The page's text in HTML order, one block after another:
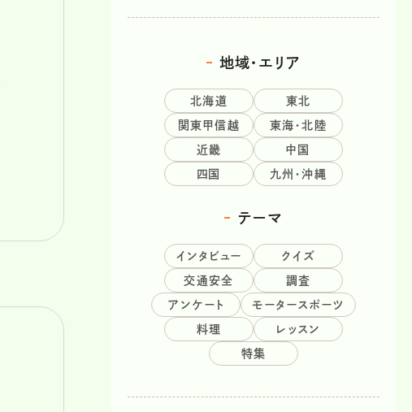
地域・エリア
北海道 東北
関東甲信越 東海・北陸
近畿 中国
四国 九州・沖縄
テーマ
インタビュー クイズ
交通安全 調査
アンケート モータースポーツ
料理 レッスン
特集